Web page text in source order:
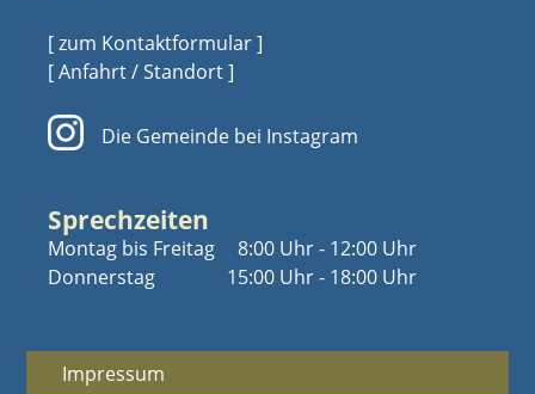
[ zum Kontaktformular ]
[ Anfahrt / Standort ]
Die Gemeinde bei Instagram
Sprechzeiten
Montag bis Freitag
Donnerstag
8:00 Uhr - 12:00 Uhr
15:00 Uhr - 18:00 Uhr
Impressum